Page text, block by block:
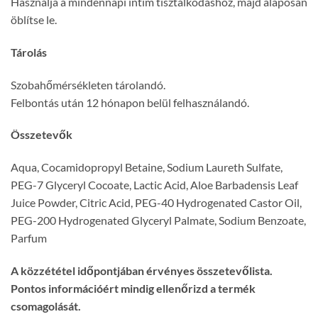
öblítse le.
Tárolás
Szobahőmérsékleten tárolandó.
Felbontás után 12 hónapon belül felhasználandó.
Összetevők
Aqua, Cocamidopropyl Betaine, Sodium Laureth Sulfate,
PEG-7 Glyceryl Cocoate, Lactic Acid, Aloe Barbadensis Leaf
Juice Powder, Citric Acid, PEG-40 Hydrogenated Castor Oil,
PEG-200 Hydrogenated Glyceryl Palmate, Sodium Benzoate,
Parfum
A közzététel időpontjában érvényes összetevőlista.
Pontos információért mindig ellenőrizd a termék
csomagolását.